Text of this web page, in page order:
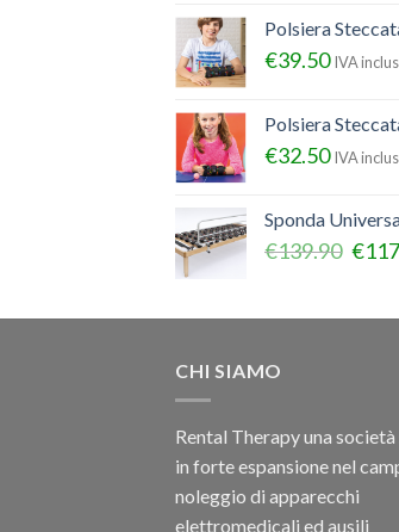
Polsiera
€39.50 IVA
Polsiera
€32.50 IVA
Sponda
€139.90 €
CHI SIAMO
Rental Therapy una
in forte espansione nel
noleggio di apparecchi
elettromedicali ed ausili